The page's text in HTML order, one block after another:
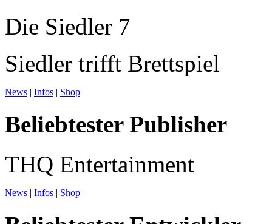
Die Siedler 7
Siedler trifft Brettspiel
News | Infos | Shop
Beliebtester Publisher
THQ Entertainment
News | Infos | Shop